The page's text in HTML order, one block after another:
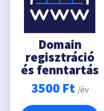
Domain
regisztráció
és fenntartás
3500 Ft /év